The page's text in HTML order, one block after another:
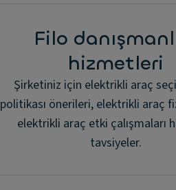
Filo
hizmetleri
Şirketiniz için elektrikli araç
politikası önerileri, elektrikli araç
elektrikli araç etki çalışmaları
tavsiyeler.